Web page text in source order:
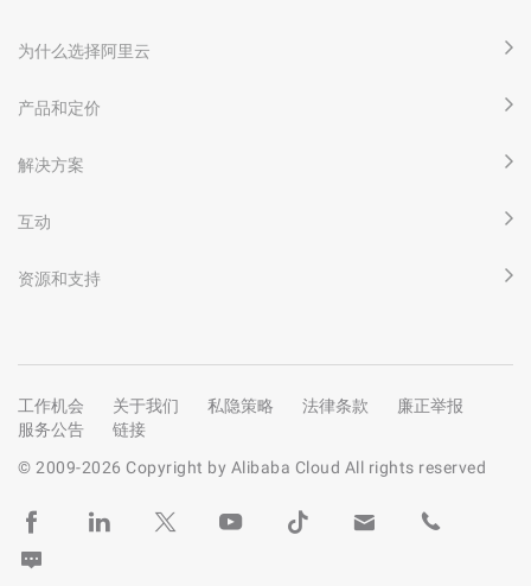
为什么选择阿里云
产品和定价
解决方案
互动
资源和支持
工作机会 关于我们 私隐策略 法律条款
廉正举报
服务公告
链接
© 2009-2026 Copyright by Alibaba Cloud All rights reserved